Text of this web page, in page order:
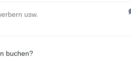
buchen?